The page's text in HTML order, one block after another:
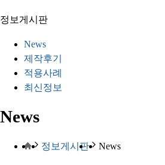
정보게시판
News
제작후기
적용사례
최신정보
News
정보게시판 News